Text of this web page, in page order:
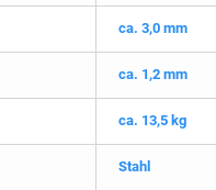
ca. 3,0 mm
ca. 1,2 mm
ca. 13,5 kg
Stahl